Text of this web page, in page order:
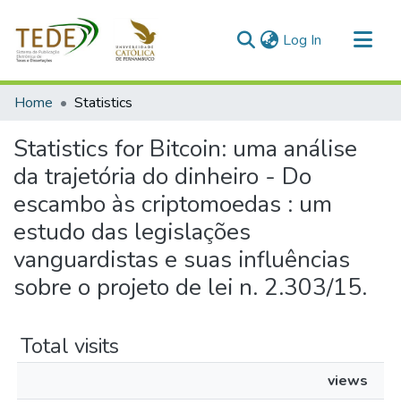
Log In (current)
Communities & Collections
Home Statistics
Statistics for Bitcoin: uma análise
da trajetória do dinheiro - Do
escambo às criptomoedas : um
estudo das legislações
vanguardistas e suas influências
sobre o projeto de lei n. 2.303/15.
Total visits
views